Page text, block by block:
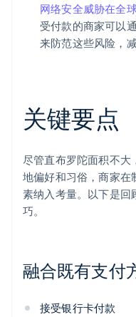
网络安全威胁在全
受付款的商家可以
来防范这些风险，
关键要点
尽管直布罗陀面积不大
地偏好和习俗，商家在
素纳入考量。以下是回
巧。
融合既有支付
接受银行卡付款